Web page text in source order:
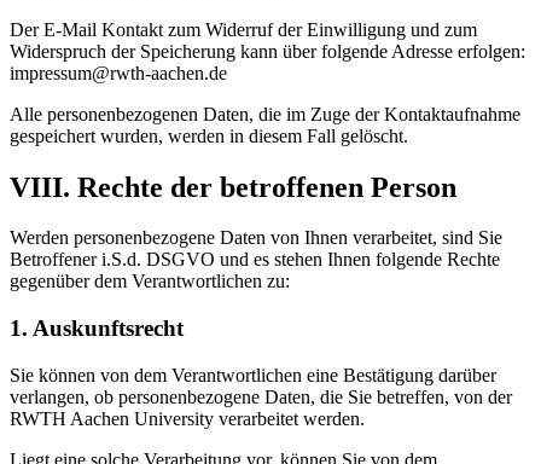
Der E-Mail Kontakt zum Widerruf der Einwilligung und zum
Widerspruch der Speicherung kann über folgende Adresse erfolgen:
impressum@rwth-aachen.de
Alle personenbezogenen Daten, die im Zuge der Kontaktaufnahme
gespeichert wurden, werden in diesem Fall gelöscht.
VIII. Rechte der betroffenen Person
Werden personenbezogene Daten von Ihnen verarbeitet, sind Sie
Betroffener i.S.d. DSGVO und es stehen Ihnen folgende Rechte
gegenüber dem Verantwortlichen zu:
1. Auskunftsrecht
Sie können von dem Verantwortlichen eine Bestätigung darüber
verlangen, ob personenbezogene Daten, die Sie betreffen, von der
RWTH Aachen University verarbeitet werden.
Liegt eine solche Verarbeitung vor, können Sie von dem